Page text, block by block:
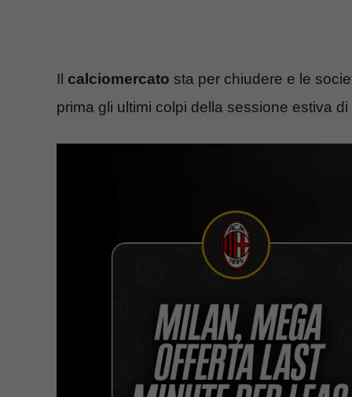
Il calciomercato sta per chiudere e le
prima gli ultimi colpi della sessione estiva di